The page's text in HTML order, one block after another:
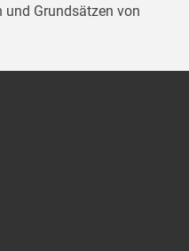
Grundsätzen von